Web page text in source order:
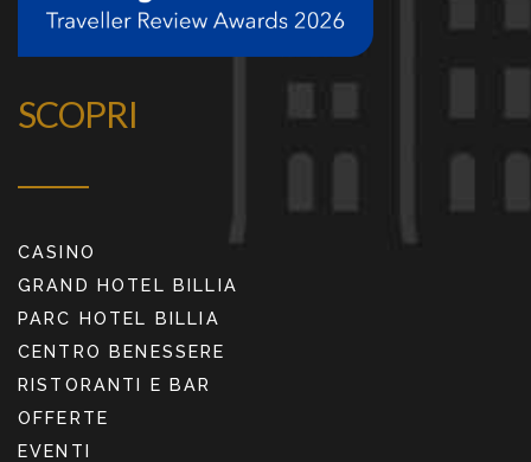
SCOPRI
CASINO
GRAND HOTEL BILLIA
PARC HOTEL BILLIA
CENTRO BENESSERE
RISTORANTI E BAR
OFFERTE
EVENTI